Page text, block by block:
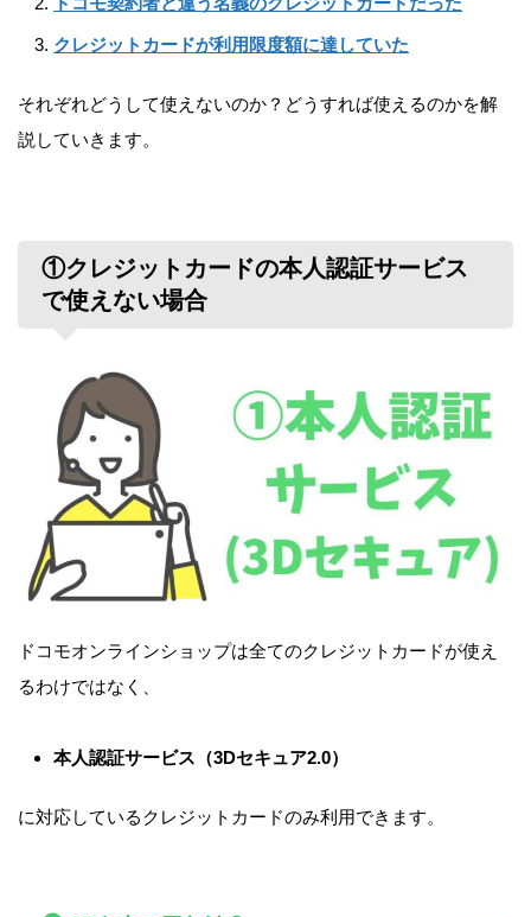
クレジットカードが利用限度額に達していた
それぞれどうして使えないのか？どうすれば使えるのかを解
説していきます。
①クレジットカードの本人認証サービス
で使えない場合
ドコモオンラインショップは全てのクレジットカードが使え
るわけではなく、
本人認証サービス（3Dセキュア2.0）
に対応しているクレジットカードのみ利用できます。